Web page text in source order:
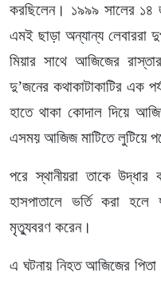
করছিলেন। ১৯৯৯ সালের
এমই ছাড়া অন্যান্য লেবাররা
মিয়ার সাথে আজিজের
দু’জনের কথাকাটাকাটির এক
হাতে থাকা কোদাল দিয়ে
এসময় আজিজ মাটিতে লুটিয়ে
পরে স্থানীয়রা তাকে
হাসপাতালে ভর্তি করা হলে
মৃত্যুবরণ করেন।
এ ঘটনায় নিহত আজিজের পিতা